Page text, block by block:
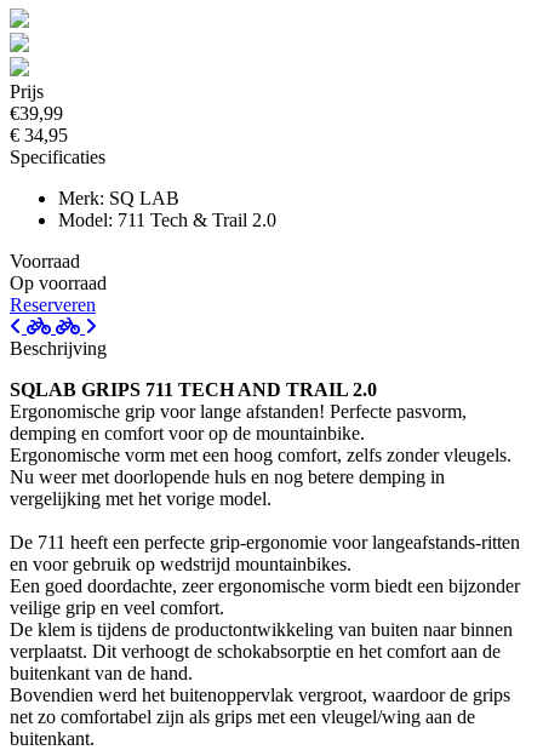
Prijs
€39,99
€ 34,95
Specificaties
Merk: SQ LAB
Model: 711 Tech & Trail 2.0
Voorraad
Op voorraad
Reserveren
Beschrijving
SQLAB GRIPS 711 TECH AND TRAIL 2.0
Ergonomische grip voor lange afstanden! Perfecte pasvorm,
demping en comfort voor op de mountainbike.
Ergonomische vorm met een hoog comfort, zelfs zonder vleugels.
Nu weer met doorlopende huls en nog betere demping in
vergelijking met het vorige model.
De 711 heeft een perfecte grip-ergonomie voor langeafstands-ritten
en voor gebruik op wedstrijd mountainbikes.
Een goed doordachte, zeer ergonomische vorm biedt een bijzonder
veilige grip en veel comfort.
De klem is tijdens de productontwikkeling van buiten naar binnen
verplaatst. Dit verhoogt de schokabsorptie en het comfort aan de
buitenkant van de hand.
Bovendien werd het buitenoppervlak vergroot, waardoor de grips
net zo comfortabel zijn als grips met een vleugel/wing aan de
buitenkant.